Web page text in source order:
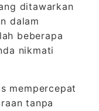
ditawarkan
dalam
beberapa
nikmati
mempercepat
tanpa